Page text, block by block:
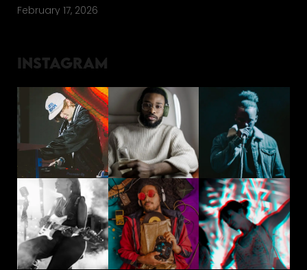
February 17, 2026
INSTAGRAM